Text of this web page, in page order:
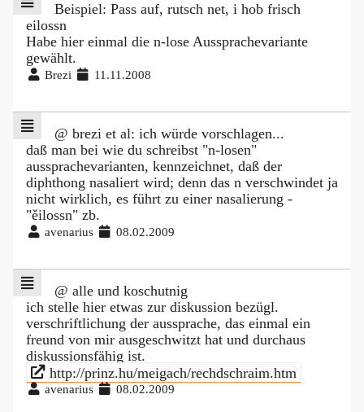
Beispiel: Pass auf, rutsch net, i hob frisch
eilossn
Habe hier einmal die n-lose Aussprachevariante
gewählt.
Brezi 11.11.2008
@ brezi et al: ich würde vorschlagen...
daß man bei wie du schreibst "n-losen"
aussprachevarianten, kennzeichnet, daß der
diphthong nasaliert wird; denn das n verschwindet ja
nicht wirklich, es führt zu einer nasalierung -
"ěilossn" zb.
avenarius 08.02.2009
@ alle und koschutnig
ich stelle hier etwas zur diskussion bezügl.
verschriftlichung der aussprache, das einmal ein
freund von mir ausgeschwitzt hat und durchaus
diskussionsfähig ist.
http://prinz.hu/meigach/rechdschraim.htm
avenarius 08.02.2009